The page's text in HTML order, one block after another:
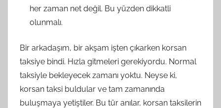
her zaman net değil. Bu yüzden dikkatli
olunmalı.
Bir arkadaşım, bir akşam işten çıkarken korsan
taksiye bindi. Hızla gitmeleri gerekiyordu. Normal
taksiyle bekleyecek zamanı yoktu. Neyse ki,
korsan taksi buldular ve tam zamanında
buluşmaya yetiştiler. Bu tür anılar, korsan taksilerin